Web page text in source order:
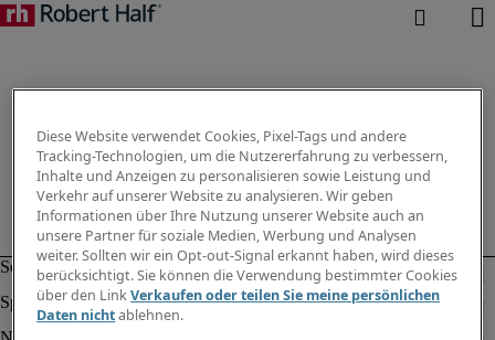
Diese Website verwendet Cookies, Pixel-Tags und andere
Tracking-Technologien, um die Nutzererfahrung zu verbessern,
Inhalte und Anzeigen zu personalisieren sowie Leistung und
Verkehr auf unserer Website zu analysieren. Wir geben
Informationen über Ihre Nutzung unserer Website auch an
unsere Partner für soziale Medien, Werbung und Analysen
weiter. Sollten wir ein Opt-out-Signal erkannt haben, wird dieses
berücksichtigt. Sie können die Verwendung bestimmter Cookies
über den LinkVerkaufen oder teilen Sie meine persönlichen
Daten nichtablehnen.